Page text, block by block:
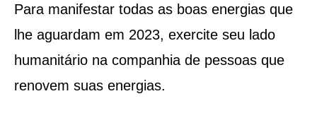
Para manifestar todas as boas energias que
lhe aguardam em 2023, exercite seu lado
humanitário na companhia de pessoas que
renovem suas energias.